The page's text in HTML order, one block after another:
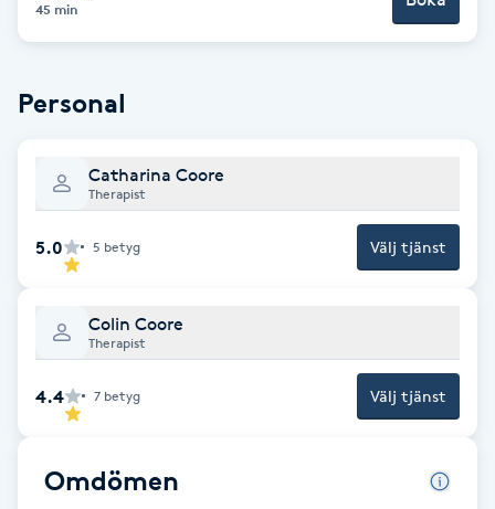
C
Coachning
Color correction
Cryoterapi
Damklippning
Dermapen
45 min
Personal
Catharina Coore
Therapist
5.0 5 betyg Välj tjänst
Colin Coore
Therapist
4.4 7 betyg Välj tjänst
Omdömen